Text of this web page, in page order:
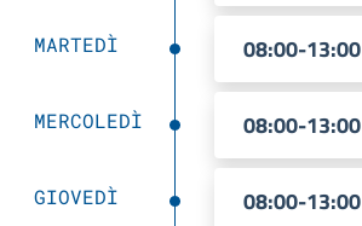
MARTEDÌ 08:00-13:00
MERCOLEDÌ 08:00-13:00
GIOVEDÌ 08:00-13:00